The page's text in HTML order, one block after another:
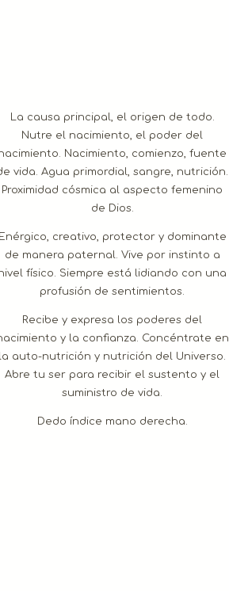
La causa principal, el origen de todo.
Nutre el nacimiento, el poder del
Nacimiento, comienzo, fuente
vida. Agua primordial, sangre, nutrición.
Proximidad cósmica al aspecto femenino
de Dios.
Enérgico, creativo, protector y dominante
de manera paternal. Vive por instinto a
físico. Siempre está lidiando con una
profusión de sentimientos.
Recibe y expresa los poderes del
y la confianza. Concéntrate en
la auto-nutrición y nutrición del Universo.
Abre tu ser para recibir el sustento y el
suministro de vida.
Dedo índice mano derecha.